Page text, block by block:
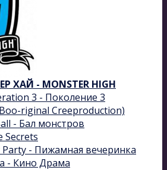
ХАЙ - MONSTER HIGH
3 - Поколение 3
riginal Creeproduction)
- Бал монстров
Secrets
Party - Пижамная вечеринка
- Кино Драма